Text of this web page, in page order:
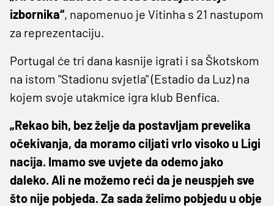
izbornika“, napomenuo je Vitinha s 21 nastupom
za reprezentaciju.
Portugal će tri dana kasnije igrati i sa Škotskom
na istom "Stadionu svjetla" (Estadio da Luz) na
kojem svoje utakmice igra klub Benfica.
„Rekao bih, bez želje da postavljam prevelika
očekivanja, da moramo ciljati vrlo visoko u Ligi
nacija. Imamo sve uvjete da odemo jako
daleko. Ali ne možemo reći da je neuspjeh sve
što nije pobjeda. Za sada želimo pobjedu u obje